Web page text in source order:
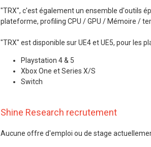
"TRX", c'est également un ensemble d'outils
plateforme, profiling CPU / GPU / Mémoire /
"TRX" est disponible sur UE4 et UE5, pour les
Playstation 4 & 5
Xbox One et Series X/S
Switch
Shine Research recrutement
Aucune offre d'emploi ou de stage